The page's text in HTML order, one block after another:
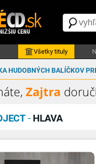
Všetky tituly
HUDOBNÝCH BALÍČKOV
- HLAVA